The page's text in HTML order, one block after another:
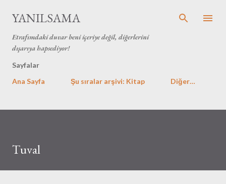
YANILSAMA
Etrafımdaki duvar beni içeriye değil, diğerlerini
dışarıya hapsediyor!
Sayfalar
Ana Sayfa
Şu sıralar arşivi: Kitap Diğer…
Tuval